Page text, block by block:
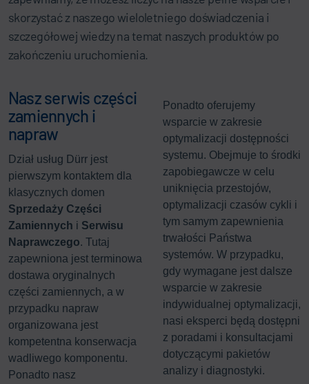
skorzystać z naszego wieloletniego doświadczenia i
szczegółowej wiedzy na temat naszych produktów po
zakończeniu uruchomienia.
Nasz serwis części
zamiennych i
napraw
Dział usług Dürr jest
pierwszym kontaktem dla
klasycznych domen
Sprzedaży Części
Zamiennych i Serwisu
Naprawczego. Tutaj
zapewniona jest terminowa
dostawa oryginalnych
części zamiennych, a w
przypadku napraw
organizowana jest
kompetentna konserwacja
wadliwego komponentu.
Ponadto nasz
Ponadto oferujemy
wsparcie w zakresie
optymalizacji dostępności
systemu. Obejmuje to środki
zapobiegawcze w celu
uniknięcia przestojów,
optymalizacji czasów cykli i
tym samym zapewnienia
trwałości Państwa
systemów. W przypadku,
gdy wymagane jest dalsze
wsparcie w zakresie
indywidualnej optymalizacji,
nasi eksperci będą dostępni
z poradami i konsultacjami
dotyczącymi pakietów
analizy i diagnostyki.